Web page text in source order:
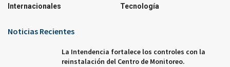
Internacionales
Tecnología
Noticias Recientes
La Intendencia fortalece los controles con la
reinstalación del Centro de Monitoreo.